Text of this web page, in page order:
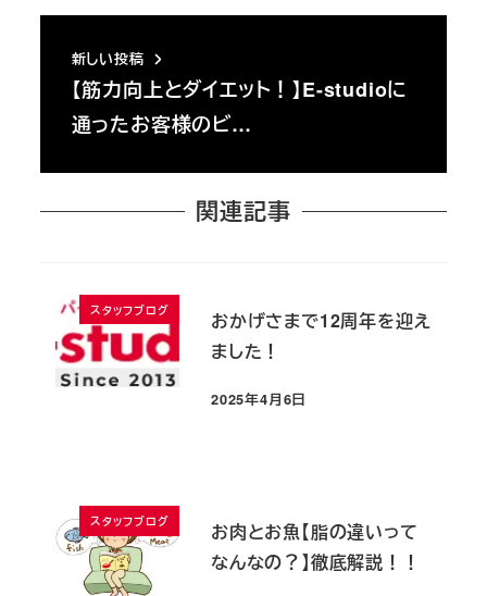
新しい投稿
【筋力向上とダイエット！】E-studioに
通ったお客様のビ…
関連記事
スタッフブログ
おかげさまで12周年を迎え
ました！
投稿日
2025年4月6日
スタッフブログ
お肉とお魚【脂の違いって
なんなの？】徹底解説！！